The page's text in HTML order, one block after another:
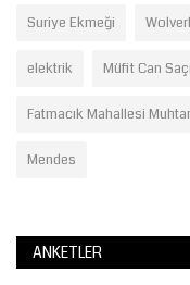
Suriye Ekmeği
elektrik Müfit Can
Fatmacık Mahallesi
Mendes
ANKETLER